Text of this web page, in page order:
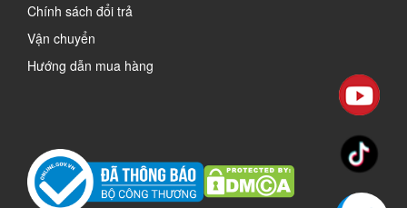
Chính sách đổi trả
Vận chuyển
Hướng dẫn mua hàng